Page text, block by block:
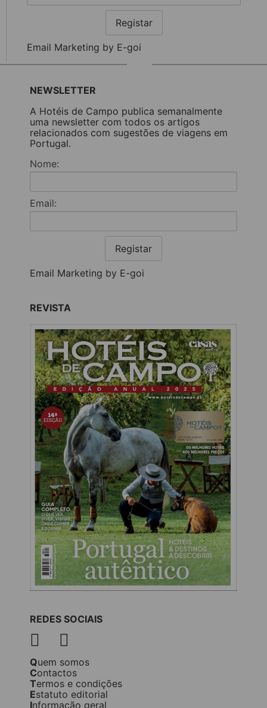
Registar
Email Marketing by E-goi
NEWSLETTER
A Hotéis de Campo publica semanalmente
uma newsletter com todos os artigos
relacionados com sugestões de viagens em
Portugal.
Nome:
Email:
Registar
Email Marketing by E-goi
REVISTA
REDES SOCIAIS
Quem somos
Contactos
Termos e condições
Estatuto editorial
Informação geral